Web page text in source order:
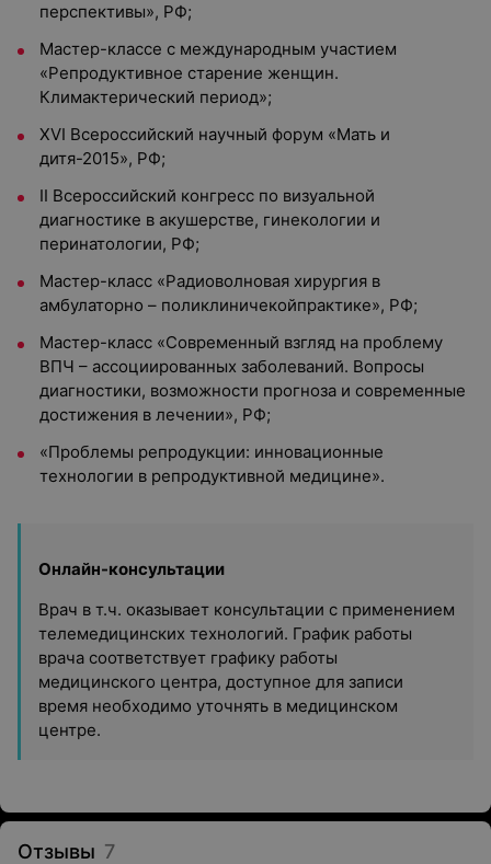
перспективы», РФ;
Мастер-классе с международным участием
«Репродуктивное старение женщин.
Климактерический период»;
XVI Всероссийский научный форум «Мать и
дитя-2015», РФ;
II Всероссийский конгресс по визуальной
диагностике в акушерстве, гинекологии и
перинатологии, РФ;
Мастер-класс «Радиоволновая хирургия в
амбулаторно – поликлиничекойпрактике», РФ;
Мастер-класс «Современный взгляд на проблему
ВПЧ – ассоциированных заболеваний. Вопросы
диагностики, возможности прогноза и современные
достижения в лечении», РФ;
«Проблемы репродукции: инновационные
технологии в репродуктивной медицине».
Онлайн-консультации
Врач в т.ч. оказывает консультации с применением
телемедицинских технологий. График работы
врача соответствует графику работы
медицинского центра, доступное для записи
время необходимо уточнять в медицинском
центре.
Отзывы 7